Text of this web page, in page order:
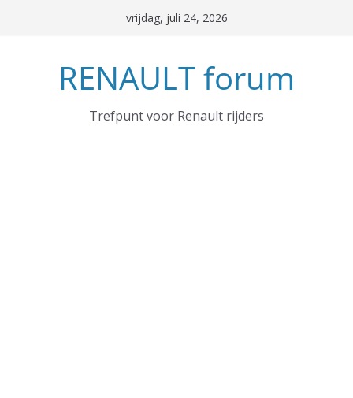
vrijdag, juli 24, 2026
RENAULT forum
Trefpunt voor Renault rijders